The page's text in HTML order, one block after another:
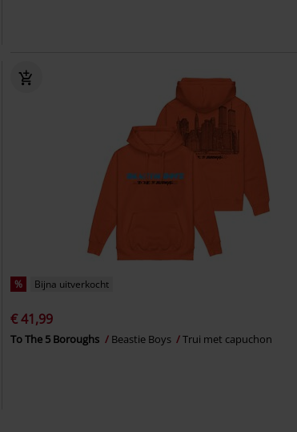
% Bijna uitverkocht
€ 41,99
To The 5 Boroughs Beastie Boys Trui met capuchon